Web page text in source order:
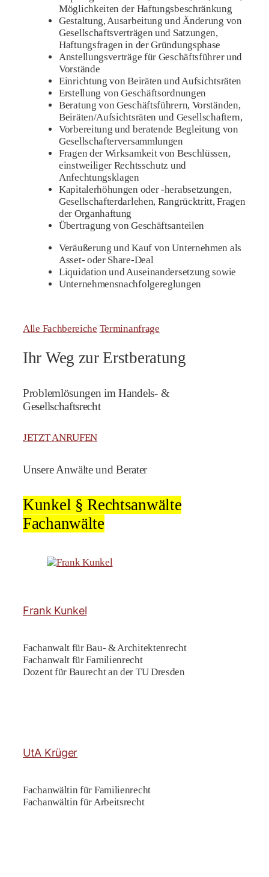
Möglichkeiten der Haftungsbeschränkung
Gestaltung, Ausarbeitung und Änderung von
Gesellschaftsverträgen und Satzungen,
Haftungsfragen in der Gründungsphase
Anstellungsverträge für Geschäftsführer und
Vorstände
Einrichtung von Beiräten und Aufsichtsräten
Erstellung von Geschäftsordnungen
Beratung von Geschäftsführern, Vorständen,
Beiräten/Aufsichtsräten und Gesellschaftern,
Vorbereitung und beratende Begleitung von
Gesellschafterversammlungen
Fragen der Wirksamkeit von Beschlüssen,
einstweiliger Rechtsschutz und
Anfechtungsklagen
Kapitalerhöhungen oder -herabsetzungen,
Gesellschafterdarlehen, Rangrücktritt, Fragen
der Organhaftung
Übertragung von Geschäftsanteilen
Veräußerung und Kauf von Unternehmen als
Asset- oder Share-Deal
Liquidation und Auseinandersetzung sowie
Unternehmensnachfolgereglungen
Alle Fachbereiche Terminanfrage
Ihr Weg zur Erstberatung
Problemlösungen im Handels- &
Gesellschaftsrecht
JETZT ANRUFEN
Unsere Anwälte und Berater
Kunkel § Rechtsanwälte
Fachanwälte
Frank Kunkel
Fachanwalt für Bau- & Architektenrecht
Fachanwalt für Familienrecht
Dozent für Baurecht an der TU Dresden
UtA Krüger
Fachanwältin für Familienrecht
Fachanwältin für Arbeitsrecht